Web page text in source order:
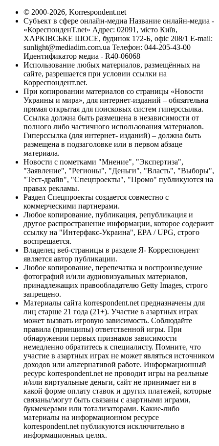
© 2000-2026, Korrespondent.net
Субъект в сфере онлайн-медиа Название онлайн-медиа -
«КореспонденТ.net» Адрес: 02091, місто Київ,
ХАРКІВСЬКЕ ШОСЕ, будинок 172-Б, офіс 208/1 E-mail:
sunlight@mediadim.com.ua Телефон: 044-205-43-00
Идентификатор медиа - R40-06068
Использование любых материалов, размещённых на
сайте, разрешается при условии ссылки на
Корреспондент.net.
При копировании материалов со страницы «Новости
Украины и мира», для интернет-изданий – обязательна
прямая открытая для поисковых систем гиперссылка.
Ссылка должна быть размещена в независимости от
полного либо частичного использования материалов.
Гиперссылка (для интернет- изданий) – должна быть
размещена в подзаголовке или в первом абзаце
материала.
Новости с пометками "Мнение", "Экспертиза",
"Заявление", "Регионы", "Деньги", "Власть", "Выборы",
"Тест-драйв", "Спецпроекты", "Промо" публикуются на
правах рекламы.
Раздел Спецпроекты создается совместно с
коммерческими партнерами.
Любое копирование, публикация, републикация и
другое распространение информации, которое содержит
ссылку на "Интерфакс-Украина", EPA / UPG, строго
воспрещается.
Владелец веб-страницы в разделе Я- Корреспондент
является автор публикации.
Любое копирование, перепечатка и воспроизведение
фотографий и/или аудиовизуальных материалов,
принадлежащих правообладателю Getty Images, строго
запрещено.
Материалы сайта korrespondent.net предназначены для
лиц старше 21 года (21+). Участие в азартных играх
может вызвать игровую зависимость. Соблюдайте
правила (принципы) ответственной игры. При
обнаружении первых признаков зависимости
немедленно обратитесь к специалисту. Помните, что
участие в азартных играх не может являться источником
доходов или альтернативой работе. Информационный
ресурс korrespondent.net не проводит игры на реальные
и/или виртуальные деньги, сайт не принимает ни в
какой форме оплату ставок и других платежей, которые
связаны/могут быть связаны с азартными играми,
букмекерами или тотализаторами. Какие-либо
материалы на информационном ресурсе
korrespondent.net публикуются исключительно в
информационных целях.